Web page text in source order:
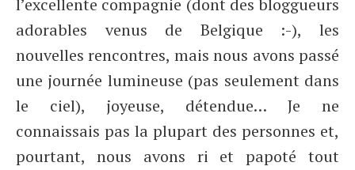
l’excellente compagnie (dont des bloggueurs
adorables venus de Belgique :-), les
nouvelles rencontres, mais nous avons passé
une journée lumineuse (pas seulement dans
le ciel), joyeuse, détendue… Je ne
connaissais pas la plupart des personnes et,
pourtant, nous avons ri et papoté tout